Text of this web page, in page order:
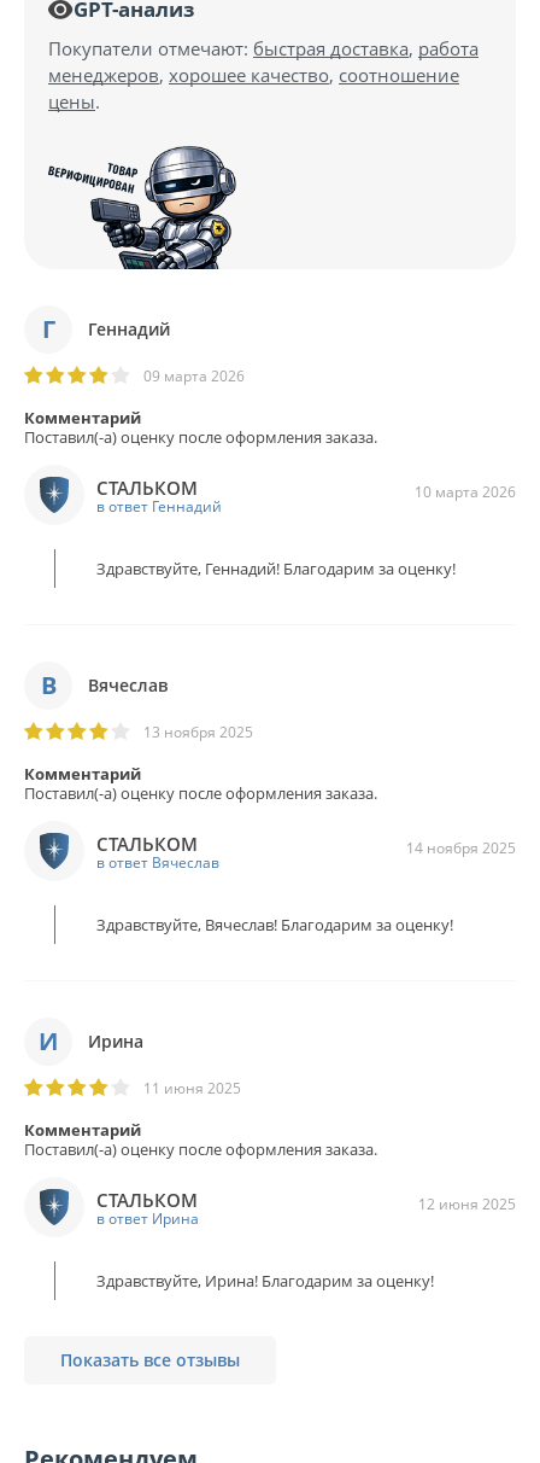
Г Геннадий
09 марта 2026
Комментарий
Поставил(-а) оценку после оформления заказа.
10 марта 2026
СТАЛЬКОМ
в ответ Геннадий
Здравствуйте, Геннадий! Благодарим за оценку!
В Вячеслав
13 ноября 2025
Комментарий
Поставил(-а) оценку после оформления заказа.
14 ноября 2025
СТАЛЬКОМ
в ответ Вячеслав
Здравствуйте, Вячеслав! Благодарим за оценку!
И Ирина
11 июня 2025
Комментарий
Поставил(-а) оценку после оформления заказа.
12 июня 2025
СТАЛЬКОМ
в ответ Ирина
Здравствуйте, Ирина! Благодарим за оценку!
Показать все отзывы
GPT-анализ
Покупатели отмечают: быстрая доставка, работа
менеджеров, хорошее качество, соотношение
цены.